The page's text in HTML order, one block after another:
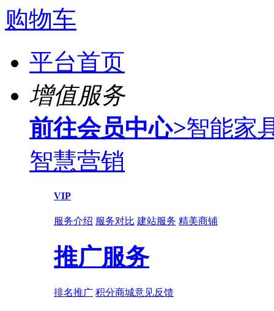
购物车
平台首页
增值服务
前往会员中心>智能家
智慧营销
VIP
服务介绍 服务对比 建站服务 精美商铺
推广服务
排名推广 积分商城意见反馈